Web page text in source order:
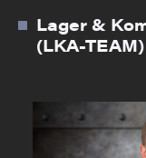
Lager &
(LKA-TEAM)